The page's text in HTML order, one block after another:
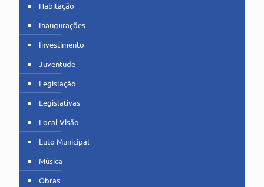
Habitação
Inaugurações
Investimento
Juventude
Legislação
Legislativas
Local Visão
Luto Municipal
Música
Obras